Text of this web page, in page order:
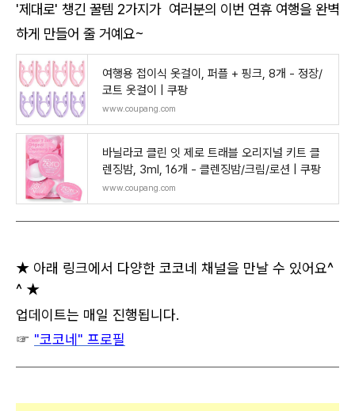
'제대로' 챙긴 꿀템 2가지가 여러분의 이번 연휴 여행을 완벽
하게 만들어 줄 거예요~
여행용 접이식 옷걸이, 퍼플 + 핑크, 8개 - 정장/
코트 옷걸이 | 쿠팡
www.coupang.com
바닐라코 클린 잇 제로 트래블 오리지널 키트 클
렌징밤, 3ml, 16개 - 클렌징밤/크림/로션 | 쿠팡
www.coupang.com
★ 아래 링크에서 다양한 코코네 채널을 만날 수 있어요^
^ ★
업데이트는 매일 진행됩니다.
☞ "코코네" 프로필